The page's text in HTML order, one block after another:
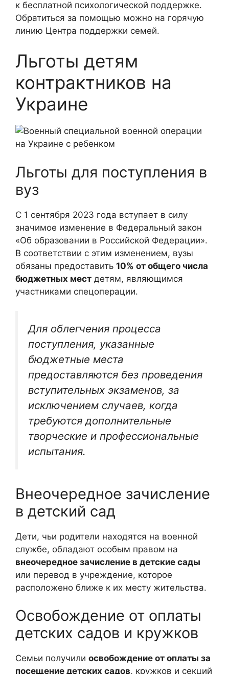
к бесплатной психологической поддержке.
Обратиться за помощью можно на горячую
линию Центра поддержки семей.
Льготы детям
контрактников на
Украине
Льготы для поступления в
вуз
С 1 сентября 2023 года вступает в силу
значимое изменение в Федеральный закон
«Об образовании в Российской Федерации».
В соответствии с этим изменением, вузы
обязаны предоставить 10% от общего числа
бюджетных мест детям, являющимся
участниками спецоперации.
Для облегчения процесса
поступления, указанные
бюджетные места
предоставляются без проведения
вступительных экзаменов, за
исключением случаев, когда
требуются дополнительные
творческие и профессиональные
испытания.
Внеочередное зачисление
в детский сад
Дети, чьи родители находятся на военной
службе, обладают особым правом на
внеочередное зачисление в детские сады
или перевод в учреждение, которое
расположено ближе к их месту жительства.
Освобождение от оплаты
детских садов и кружков
Семьи получили освобождение от оплаты за
посещение детских садов, кружков и секций